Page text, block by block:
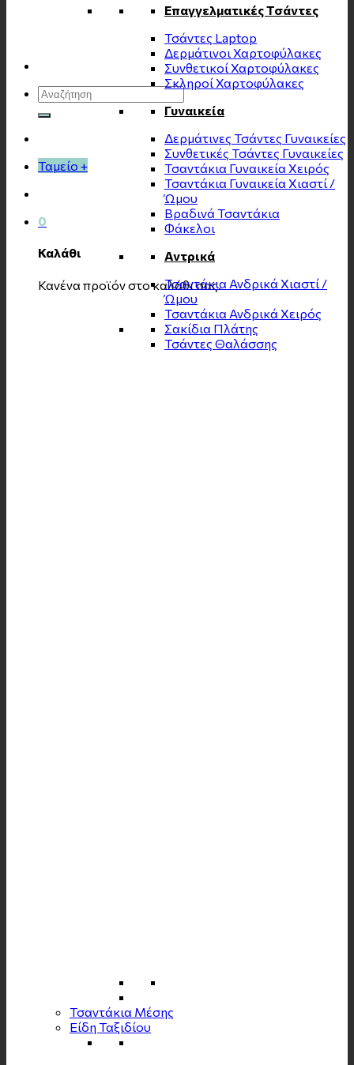
Αναζήτηση
για:
Ταμείο +
0
Καλάθι
Κανένα προϊόν στο καλάθι σας.
Επαγγελματικές Τσάντες
Τσάντες Laptop
Δερμάτινοι Χαρτοφύλακες
Συνθετικοί Χαρτοφύλακες
Σκληροί Χαρτοφύλακες
Γυναικεία
Δερμάτινες Τσάντες Γυναικείες
Συνθετικές Τσάντες Γυναικείες
Τσαντάκια Γυναικεία Χειρός
Τσαντάκια Γυναικεία Χιαστί /
Ώμου
Βραδινά Τσαντάκια
Φάκελοι
Αντρικά
Τσαντάκια Ανδρικά Χιαστί /
Ώμου
Τσαντάκια Ανδρικά Χειρός
Σακίδια Πλάτης
Τσάντες Θαλάσσης
Τσαντάκια Μέσης
Είδη Ταξιδίου